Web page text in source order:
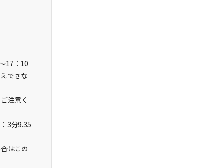
17：10
できな
注意く
3分9.35
はこの